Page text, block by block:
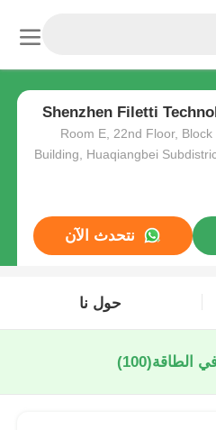
Shenzhen Filetti
Room E, 22nd Floor,
Building, Huaqiangbei
نتحدث الآن
حول نا
الطاقة(100)